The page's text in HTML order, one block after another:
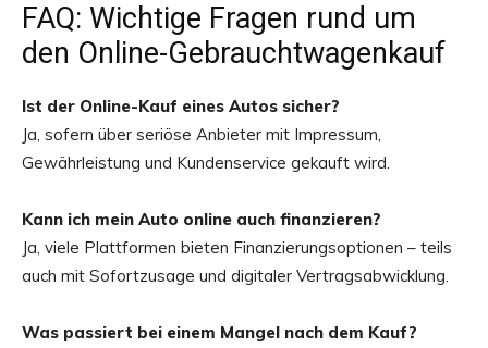
FAQ: Wichtige Fragen rund um
den Online-Gebrauchtwagenkauf
Ist der Online-Kauf eines Autos sicher?
Ja, sofern über seriöse Anbieter mit Impressum,
Gewährleistung und Kundenservice gekauft wird.
Kann ich mein Auto online auch finanzieren?
Ja, viele Plattformen bieten Finanzierungsoptionen – teils
auch mit Sofortzusage und digitaler Vertragsabwicklung.
Was passiert bei einem Mangel nach dem Kauf?